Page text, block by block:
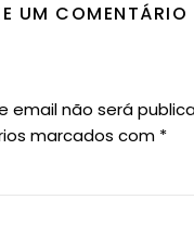
UM COMENTÁRIO
email não será
marcados com *